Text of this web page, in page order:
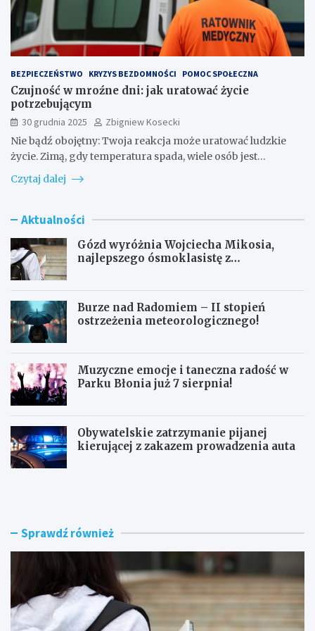
BEZPIECZEŃSTWO KRYZYS BEZDOMNOŚCI POMOC SPOŁECZNA
Czujność w mroźne dni: jak uratować życie
potrzebującym
30 grudnia 2025
Zbigniew Kosecki
Nie bądź obojętny: Twoja reakcja może uratować ludzkie
życie. Zimą, gdy temperatura spada, wiele osób jest…
Czytaj dalej
Aktualności
Gózd wyróżnia Wojciecha Mikosia,
najlepszego ósmoklasistę z
Burze nad Radomiem – II stopień
ostrzeżenia meteorologicznego!
Muzyczne emocje i taneczna radość w
Parku Błonia już 7 sierpnia!
Obywatelskie zatrzymanie pijanej
kierującej z zakazem prowadzenia auta
G
y
a
W
B
n
o
m
Sprawdź również